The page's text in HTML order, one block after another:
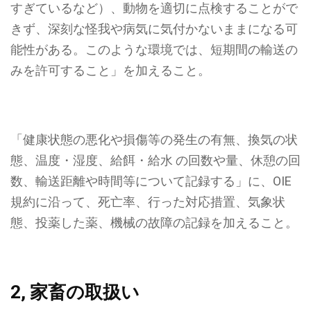
すぎているなど）、動物を適切に点検することがで
きず、深刻な怪我や病気に気付かないままになる可
能性がある。このような環境では、短期間の輸送の
みを許可すること」 を加えること。
「健康状態の悪化や損傷等の発生の有無、換気の状
態、温度・湿度、給餌・給水 の回数や量、休憩の回
数、輸送距離や時間等について記録する」に、OIE
規約に沿って、 死亡率、行った対応措置、気象状
態、投薬した薬、機械の故障の記録を加えること。
2, 家畜の取扱い